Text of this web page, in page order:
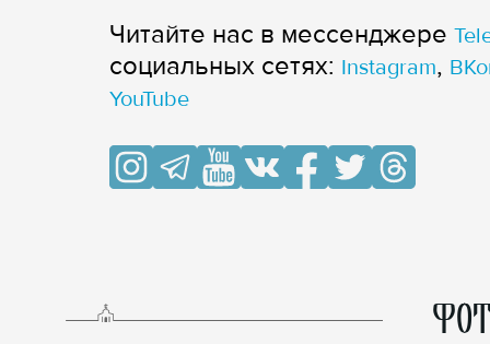
Читайте нас в мессенджере
cоциальных сетях: Instagram,
YouTube